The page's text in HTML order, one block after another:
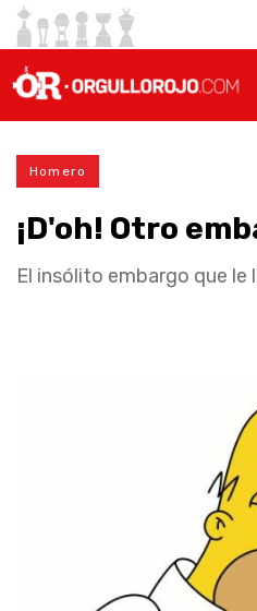
Homero
¡D'oh! Otro
El insólito embargo que le